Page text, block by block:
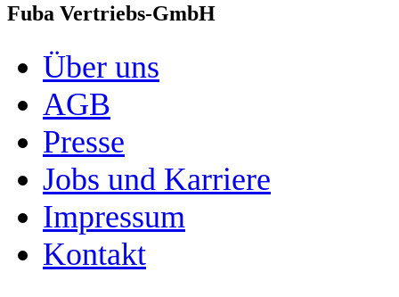
Fuba Vertriebs-GmbH
Über uns
AGB
Presse
Jobs und Karriere
Impressum
Kontakt